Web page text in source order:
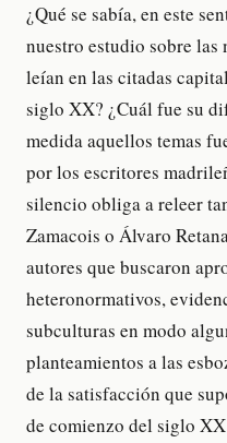
¿Qué se sabía, en este
nuestro estudio sobre las
leían en las citadas
siglo XX? ¿Cuál fue su
medida aquellos temas
por los escritores
silencio obliga a releer
Zamacois o Álvaro
autores que buscaron
heteronormativos,
subculturas en modo
planteamientos a las
de la satisfacción que
de comienzo del siglo